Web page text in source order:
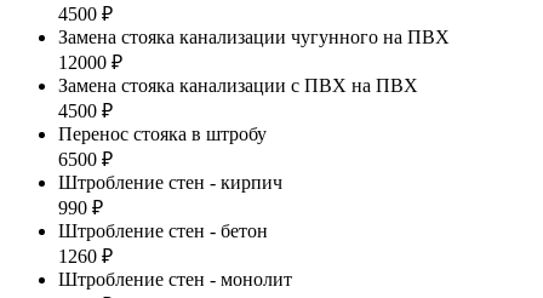
4500 ₽
Замена стояка канализации чугунного на ПВХ
12000 ₽
Замена стояка канализации с ПВХ на ПВХ
4500 ₽
Перенос стояка в штробу
6500 ₽
Штробление стен - кирпич
990 ₽
Штробление стен - бетон
1260 ₽
Штробление стен - монолит